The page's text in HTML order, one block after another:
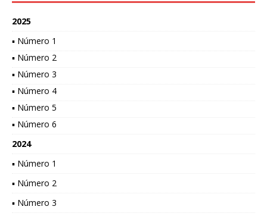
2025
▪ Número 1
▪ Número 2
▪ Número 3
▪ Número 4
▪ Número 5
▪ Número 6
2024
▪ Número 1
▪ Número 2
▪ Número 3